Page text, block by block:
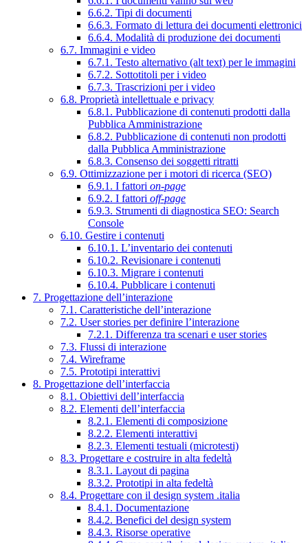
6.6.2. Tipi di documenti
6.6.3. Formato di lettura dei documenti elettronici
6.6.4. Modalità di produzione dei documenti
6.7. Immagini e video
6.7.1. Testo alternativo (alt text) per le immagini
6.7.2. Sottotitoli per i video
6.7.3. Trascrizioni per i video
6.8. Proprietà intellettuale e privacy
6.8.1. Pubblicazione di contenuti prodotti dalla
Pubblica Amministrazione
6.8.2. Pubblicazione di contenuti non prodotti
dalla Pubblica Amministrazione
6.8.3. Consenso dei soggetti ritratti
6.9. Ottimizzazione per i motori di ricerca (SEO)
6.9.1. I fattori on-page
6.9.2. I fattori off-page
6.9.3. Strumenti di diagnostica SEO: Search
Console
6.10. Gestire i contenuti
6.10.1. L’inventario dei contenuti
6.10.2. Revisionare i contenuti
6.10.3. Migrare i contenuti
6.10.4. Pubblicare i contenuti
7. Progettazione dell’interazione
7.1. Caratteristiche dell’interazione
7.2. User stories per definire l’interazione
7.2.1. Differenza tra scenari e user stories
7.3. Flussi di interazione
7.4. Wireframe
7.5. Prototipi interattivi
8. Progettazione dell’interfaccia
8.1. Obiettivi dell’interfaccia
8.2. Elementi dell’interfaccia
8.2.1. Elementi di composizione
8.2.2. Elementi interattivi
8.2.3. Elementi testuali (microtesti)
8.3. Progettare e costruire in alta fedeltà
8.3.1. Layout di pagina
8.3.2. Prototipi in alta fedeltà
8.4. Progettare con il design system .italia
8.4.1. Documentazione
8.4.2. Benefici del design system
8.4.3. Risorse operative